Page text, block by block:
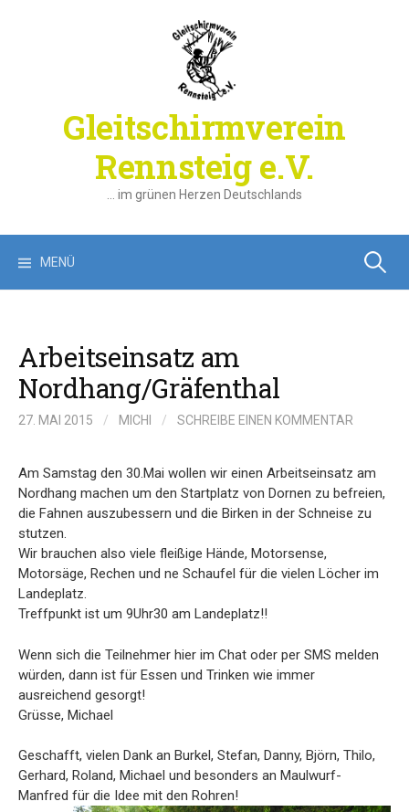
Gleitschirmverein
Rennsteig e.V.
… im grünen Herzen Deutschlands
MENÜ Suchen
Arbeitseinsatz am
Nordhang/Gräfenthal
27. MAI 2015 / MICHI / SCHREIBE EINEN KOMMENTAR
Am Samstag den 30.Mai wollen wir einen Arbeitseinsatz am
Nordhang machen um den Startplatz von Dornen zu befreien,
die Fahnen auszubessern und die Birken in der Schneise zu
stutzen.
Wir brauchen also viele fleißige Hände, Motorsense,
Motorsäge, Rechen und ne Schaufel für die vielen Löcher im
Landeplatz.
Treffpunkt ist um 9Uhr30 am Landeplatz!!
Wenn sich die Teilnehmer hier im Chat oder per SMS melden
würden, dann ist für Essen und Trinken wie immer
ausreichend gesorgt!
Grüsse, Michael
Geschafft, vielen Dank an Burkel, Stefan, Danny, Björn, Thilo,
Gerhard, Roland, Michael und besonders an Maulwurf-
Manfred für die Idee mit den Rohren!